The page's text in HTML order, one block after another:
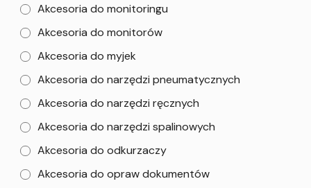
Akcesoria do monitoringu
Akcesoria do monitorów
Akcesoria do myjek
Akcesoria do narzędzi pneumatycznych
Akcesoria do narzędzi ręcznych
Akcesoria do narzędzi spalinowych
Akcesoria do odkurzaczy
Akcesoria do opraw dokumentów